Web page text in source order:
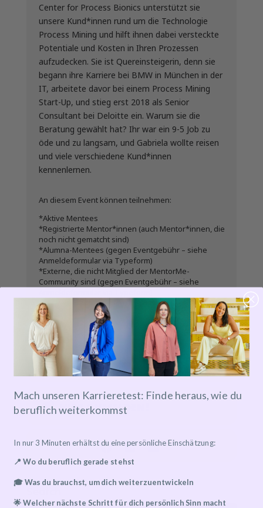
Center for Process Bionics unterstützt sie
unsere Kund*innen rund um die Technologie
Process Mining und hilft ihnen dabei versteckte
Potentiale und Kosten in Ihren Prozessen
aufzudecken. Sie ist Quereinsteigerin, denn sie
begann ihre Karriere bei BMW in München in der
IT, arbeitete davor bei einem Process Mining
Start-Up, und stieg erst 2018 als Senior
Consultant bei Deloitte ein. Warum sie die
Beratung gewählt hat? Ihr war ein 9-5 Job zu
öde und zu langsam, und Gabriela wollte reisen
und viele verschiedene Kund*innen
kennenlernen.
An diesem Event können teilnehmen:
*Aktive Mentees
*Registrierte Mentor*innen (auch Mentor*innen, die
noch nicht gematcht sind)
*Alumna-Mentees (gegen Eventgebühr – siehe
Anmeldeformular via Typeform)
*Externe, die nicht Mitglied der MentorMe-
Community sind (gegen Eventgebühr – siehe
Zeit
13.10.202220:00-21:00
HIER ANMELDEN!
Search
Mach unseren Karrieretest: Finde heraus, wie du
beruflich weiterkommst
In nur 3 Minuten erhältst du eine persönliche Einschätzung:
📍 Wo du beruflich gerade stehst
🎓 Was du brauchst, um dich weiterzuentwickeln
🌟 Welcher nächste Schritt für dich persönlich Sinn macht